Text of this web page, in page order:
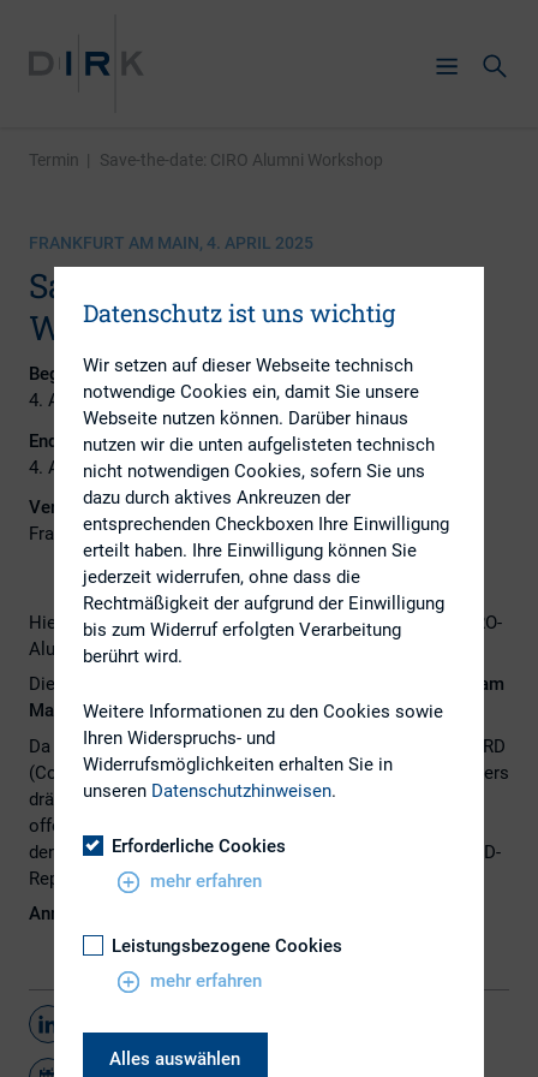
Termin | Save-the-date: CIRO Alumni Workshop
FRANKFURT AM MAIN, 4. APRIL 2025
Save-the-date: CIRO Alumni
Workshop
Beginn:
4. April 2025
Ende:
4. April 2025
Veranstaltungsort:
Frankfurt am Main
Hiermit laden wir Euch herzlich zu unserem nächsten CIRO-
Alumni Workshop ein.
Dieser findet am Freitag, den
04. April 2024 in Frankfurt am
Main
statt.
Da für die meisten von uns aktuell die Umsetzung der CSRD
(Corporate Sustainability Reporting Directive) ein besonders
drängendes Thema ist, würden wir Euch gerne zu einem
offenen Erfahrungsaustausch zu den Lessons Learnt und
den Herausforderungen im Zusammenhang mit dem CSRD-
Reporting einladen.
Anmeldung nur nach gesonderter Einladung.
Datenschutz ist uns wichtig
Wir setzen auf dieser Webseite technisch
notwendige Cookies ein, damit Sie unsere
Webseite nutzen können. Darüber hinaus
nutzen wir die unten aufgelisteten technisch
nicht notwendigen Cookies, sofern Sie uns
dazu durch aktives Ankreuzen der
entsprechenden Checkboxen Ihre Einwilligung
erteilt haben. Ihre Einwilligung können Sie
jederzeit widerrufen, ohne dass die
Rechtmäßigkeit der aufgrund der Einwilligung
bis zum Widerruf erfolgten Verarbeitung
berührt wird.
Weitere Informationen zu den Cookies sowie
Ihren Widerspruchs- und
Widerrufsmöglichkeiten erhalten Sie in
unseren Datenschutzhinweisen.
Erforderliche Cookies
mehr erfahren
Leistungsbezogene Cookies
mehr erfahren
Alles auswählen